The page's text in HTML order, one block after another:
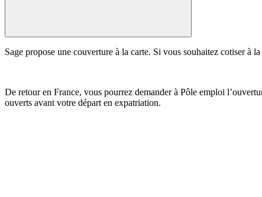
Sage propose une couverture à la carte. Si vous souhaitez cotiser à
De retour en France, vous pourrez demander à Pôle emploi
ouverts avant votre départ en expatriation.